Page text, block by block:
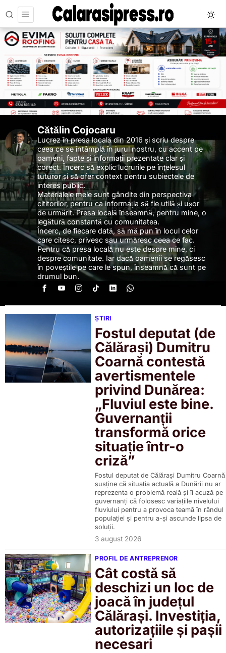
Cătălin Cojocaru
Lucrez în presa locală din 2016 și scriu despre
ceea ce se întâmplă în jurul nostru, cu accent pe
oameni, fapte și informații prezentate clar și
corect. Încerc să explic lucrurile pe înțelesul
tuturor și să ofer context pentru subiectele de
interes public.
Materialele mele sunt gândite din perspectiva
cititorilor, pentru ca informația să fie utilă și ușor
de urmărit. Presa locală înseamnă, pentru mine, o
legătură constantă cu comunitatea.
Încerc, de fiecare dată, să mă pun în locul celor
care citesc, privesc sau urmăresc ceea ce fac.
Pentru că presa locală nu este despre mine, ci
despre comunitate. Iar dacă oamenii se regăsesc
în poveștile pe care le spun, înseamnă că sunt pe
drumul bun.
ȘTIRI
Fostul deputat (de
Călărași) Dumitru
Coarnă contestă
avertismentele
privind Dunărea:
„Fluviul este bine.
Guvernanții
transformă orice
situație într-o
criză”
Fostul deputat de Călărași Dumitru Coarnă
susține că situația actuală a Dunării nu ar
reprezenta o problemă reală și îi acuză pe
guvernanți că folosesc variațiile nivelului
fluviului pentru a provoca teamă în rândul
populației și pentru a-și ascunde lipsa de
soluții.
3 august 2026
PROFIL DE ANTREPRENOR
Cât costă să
deschizi un loc de
joacă în județul
Călărași. Investiția,
autorizațiile și pașii
necesari